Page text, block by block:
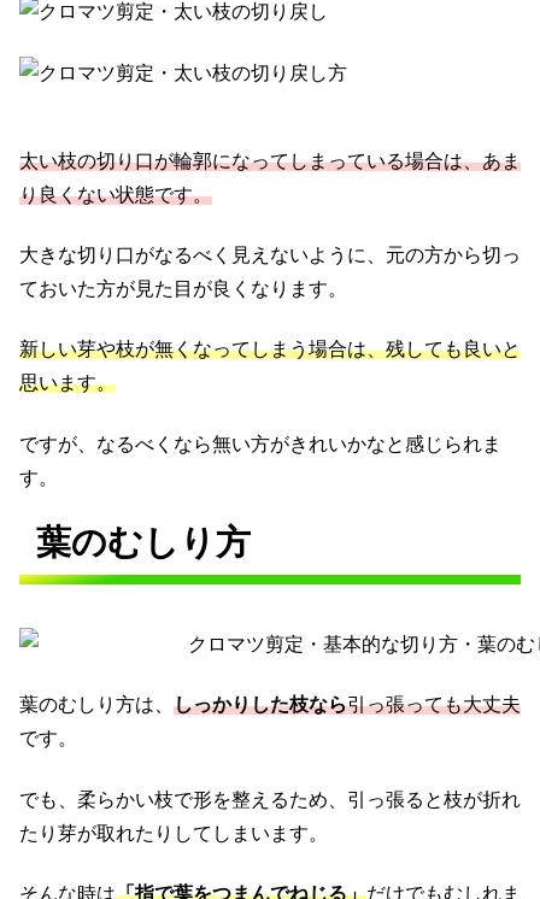
太い枝の切り口が輪郭になってしまっている場合は、あま
り良くない状態です。
大きな切り口がなるべく見えないように、元の方から切っ
ておいた方が見た目が良くなります。
新しい芽や枝が無くなってしまう場合は、残しても良いと
思います。
ですが、なるべくなら無い方がきれいかなと感じられま
す。
葉のむしり方
葉のむしり方は、 しっかりした枝なら引っ張っても大丈夫
です。
でも、柔らかい枝で形を整えるため、引っ張ると枝が折れ
たり芽が取れたりしてしまいます。
そんな時は「指で葉をつまんでねじる」だけでもむしれま